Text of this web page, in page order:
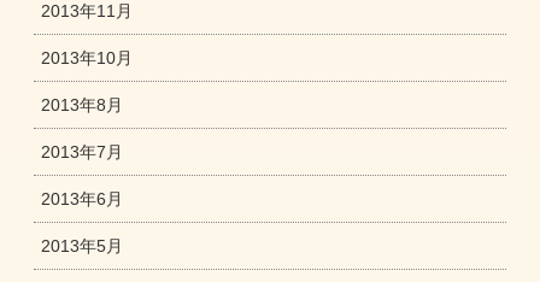
2013年11月
2013年10月
2013年8月
2013年7月
2013年6月
2013年5月